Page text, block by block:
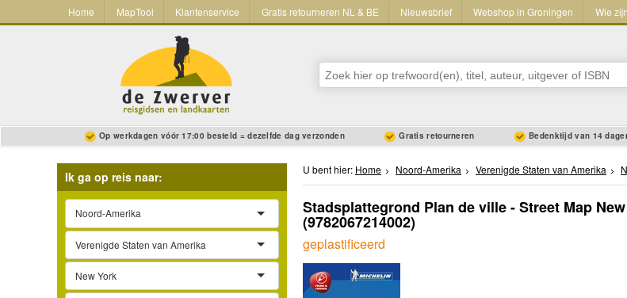
Home MapTool Klantenservice Gratis retourneren NL & BE Nieuwsbrief Webshop in Groningen Wie
Op werkdagen vóór 17:00 besteld = dezelfde dag verzonden Gratis retourneren Bedenktijd van 14
Ik ga op reis naar:
Noord-Amerika
Verenigde Staten van Amerika
New York
U bent hier: Home Noord-Amerika Verenigde Staten van Amerika
Stadsplattegrond Plan de ville - Street Map
(9782067214002)
geplastificeerd